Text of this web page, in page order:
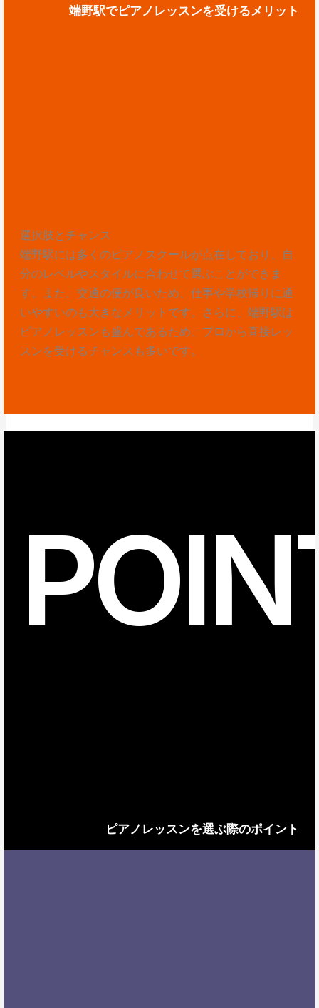
端野駅でピアノレッスンを受けるメリット
選択肢とチャンス
端野駅には多くのピアノスクールが点在しており、自
分のレベルやスタイルに合わせて選ぶことができま
す。また、交通の便が良いため、仕事や学校帰りに通
いやすいのも大きなメリットです。さらに、端野駅は
ピアノレッスンも盛んであるため、プロから直接レッ
スンを受けるチャンスも多いです。
ピアノレッスンを選ぶ際のポイント